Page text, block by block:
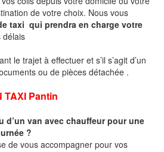
de votre choix. Nous vous
taxi qui prendra en charge votre
délais
le trajet à effectuer et s’il s’agit d’un
ou de pièces détachée .
TAXI Pantin
d’un van avec chauffeur pour une
?
de vous accompagner pour vos